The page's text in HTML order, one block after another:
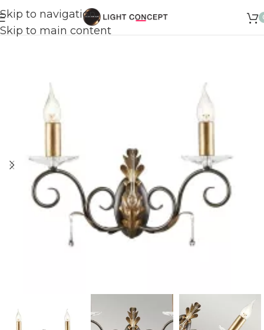
Skip to navigation
Skip to main content